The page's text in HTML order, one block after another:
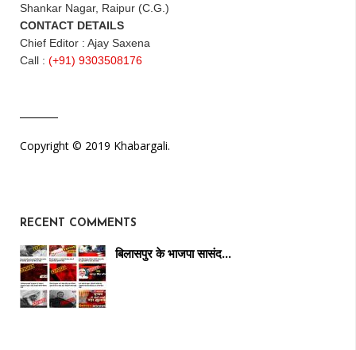
Shankar Nagar, Raipur (C.G.)
CONTACT DETAILS
Chief Editor : Ajay Saxena
Call : (+91) 9303508176
Copyright © 2019 Khabargali.
RECENT COMMENTS
बिलासपुर के भाजपा सासंद…